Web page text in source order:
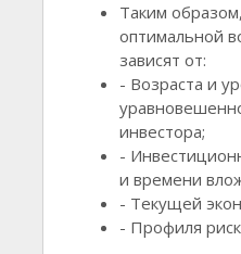
Таким
оптимальной
зависят от:
- Возраста и
инвестора;
-
и времени
- Текущей
- Профиля